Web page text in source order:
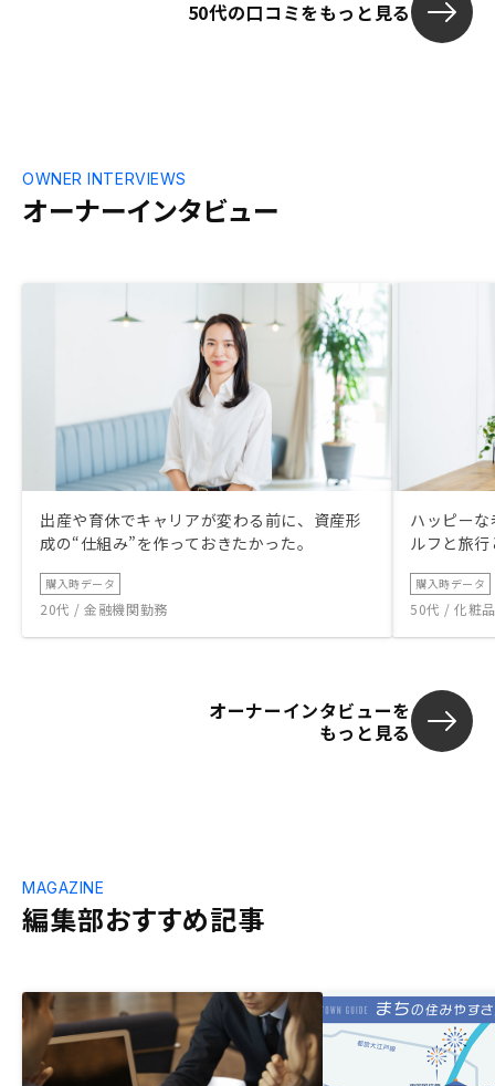
だけでなく、
っと行われ、
50代の口コミをもっと見る
オーナーインタビュー
OWNER INTERVIEWS
出産や育休でキャリアが変わる前に、資産形
成の“仕組み”を作っておきたかった。
購入時データ
20代 / 金融機関勤務
ハッピー
ルフと旅
購入時データ
50代 / 化粧
オーナーインタビューを
もっと見る
編集部おすすめ記事
MAGAZINE